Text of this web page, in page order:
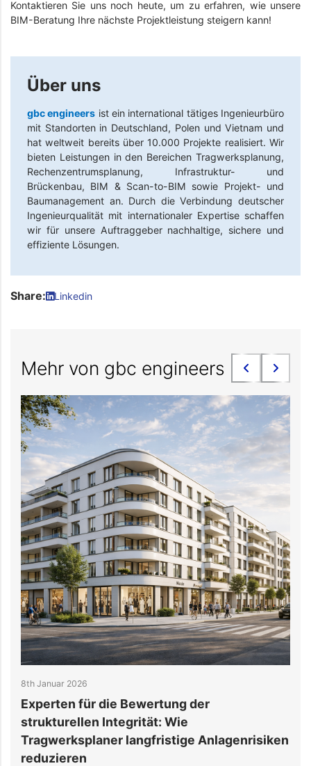
Kontaktieren Sie uns noch heute, um zu erfahren, wie unsere
BIM-Beratung Ihre nächste Projektleistung steigern kann!
Über uns
gbc engineers ist ein international tätiges Ingenieurbüro
mit Standorten in Deutschland, Polen und Vietnam und
hat weltweit bereits über 10.000 Projekte realisiert. Wir
bieten Leistungen in den Bereichen Tragwerksplanung,
Rechenzentrumsplanung, Infrastruktur- und
Brückenbau, BIM & Scan-to-BIM sowie Projekt- und
Baumanagement an. Durch die Verbindung deutscher
Ingenieurqualität mit internationaler Expertise schaffen
wir für unsere Auftraggeber nachhaltige, sichere und
effiziente Lösungen.
Share: Linkedin
Mehr von gbc engineers
8th Januar 2026
Experten für die Bewertung der
strukturellen Integrität: Wie
Tragwerksplaner langfristige Anlagenrisiken
reduzieren